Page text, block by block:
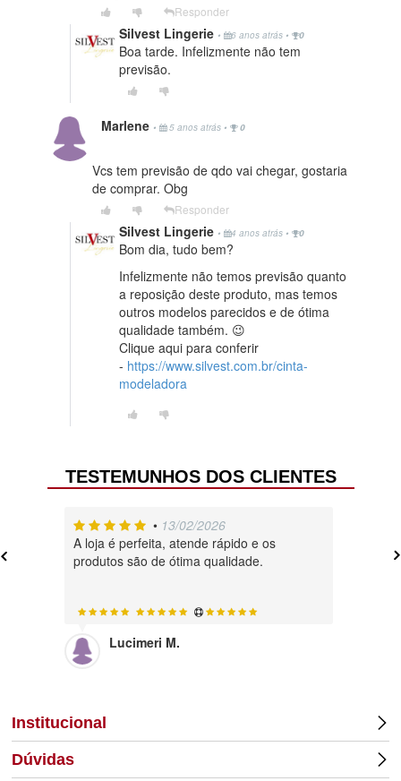
Responder
Silvest Lingerie • 6 anos atrás • 0
Boa tarde. Infelizmente não tem
previsão.
Marlene • 5 anos atrás • 0
Vcs tem previsão de qdo vai chegar, gostaria
de comprar. Obg
Responder
Silvest Lingerie • 4 anos atrás • 0
Bom dia, tudo bem?
Infelizmente não temos previsão quanto
a reposição deste produto, mas temos
outros modelos parecidos e de ótima
qualidade também. 😉
Clique aqui para conferir
- https://www.silvest.com.br/cinta-
modeladora
TESTEMUNHOS DOS CLIENTES
• 13/02/2026
A loja é perfeita, atende rápido e os
produtos são de ótima qualidade.
Lucimeri M.
Institucional
Dúvidas